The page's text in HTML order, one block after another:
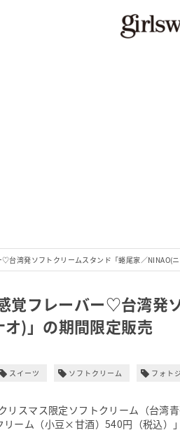
台湾発ソフトクリームスタンド「蜷尾家／NINAO(
覚フレーバー♡台湾発
)」の期間限定販売
スイーツ ソフトクリーム フォト
リスマス限定ソフトクリーム（台湾
ーム（小豆×甘酒）540円（税込）